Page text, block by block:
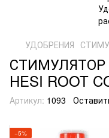
УДОБРЕНИЯ
HESI ROOT
Артикул: 1093
−5%